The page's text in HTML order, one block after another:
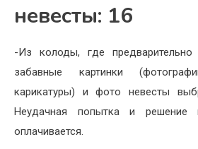
невесты: 16
-Из колоды, где
забавные картинки
карикатуры) и фото невесты
Неудачная попытка и решение
оплачивается.